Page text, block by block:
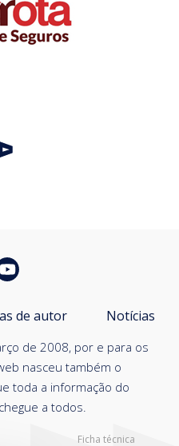
Ficha técnica
de 2008, por e para os
nasceu também o
toda a informação do
a todos.
de autor Notícias